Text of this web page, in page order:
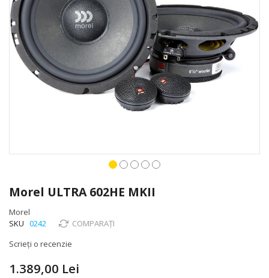
to
the
beginning
of
images
Morel ULTRA 602HE MKII
Morel
SKU 0242
COMPARAȚI
Scrieți o recenzie
1.389,00 Lei